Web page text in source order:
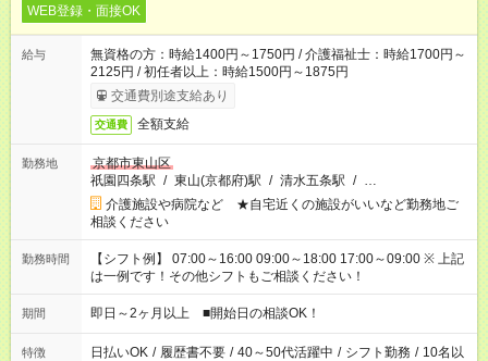
WEB登録・面接OK
給与
無資格の方：時給1400円～1750円 / 介護福祉士：時給1700円～
2125円 / 初任者以上：時給1500円～1875円
交通費別途支給あり
交通費 全額支給
勤務地
京都市東山区
祇園四条駅 / 東山(京都府)駅 / 清水五条駅 / …
介護施設や病院など ★自宅近くの施設がいいなど勤務地ご
相談ください
勤務時間
【シフト例】 07:00～16:00 09:00～18:00 17:00～09:00 ※ 上記
は一例です！その他シフトもご相談ください！
期間 即日～2ヶ月以上 ■開始日の相談OK！
特徴 日払いOK / 履歴書不要 / 40～50代活躍中 / シフト勤務 / 10名以